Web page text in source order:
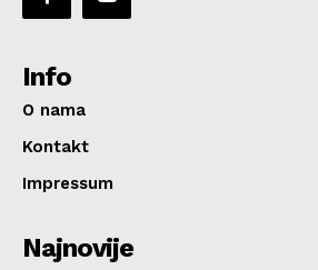
Info
O nama
Kontakt
Impressum
Najnovije